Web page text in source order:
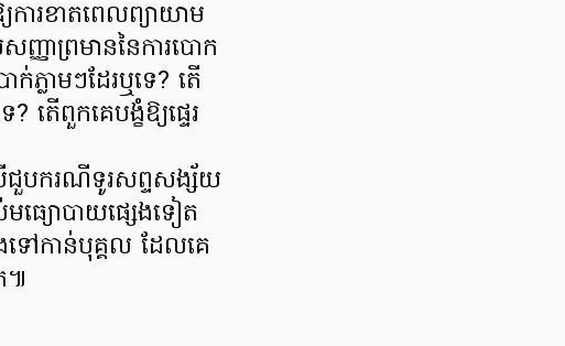
ារខាតពេលព្យាយាម
ញាព្រមាននៃការបោក
ភ្លាមៗដែរឬទេ? តើ
តើពួកគេបង្ខំឱ្យផ្ទេរ
ើជួបករណីទូរសព្ទសង្ស័យ
មធ្យោបាយផ្សេងទៀត
ទៅកាន់បុគ្គល ដែលគេ
៕